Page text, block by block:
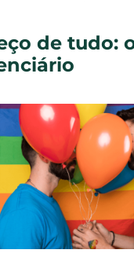
de tudo: